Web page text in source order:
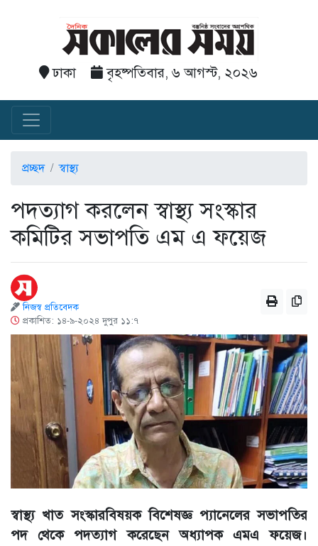
ঢাকা বৃহষ্পতিবার, ৬ আগস্ট, ২০২৬
প্রচ্ছদ স্বাস্থ্য
পদত্যাগ করলেন স্বাস্থ্য সংস্কার
কমিটির সভাপতি এম এ ফয়েজ
নিজস্ব প্রতিবেদক
প্রকাশিত: ১৪-৯-২০২৪ দুপুর ১১:৭
স্বাস্থ্য খাত সংস্কারবিষয়ক বিশেষজ্ঞ প্যানেলের সভাপতির
পদ থেকে পদত্যাগ করেছেন অধ্যাপক এমএ ফয়েজ।